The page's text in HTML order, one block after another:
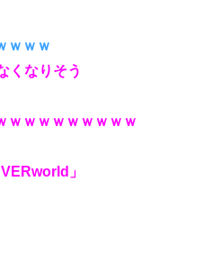
ｗｗｗ
くなりそう
ｗｗｗｗｗｗｗｗｗ
」